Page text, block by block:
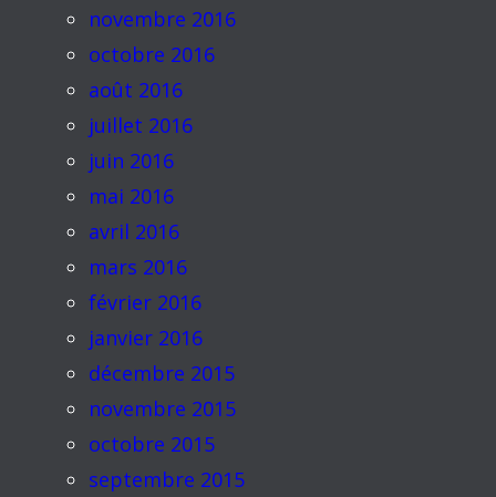
novembre 2016
octobre 2016
août 2016
juillet 2016
juin 2016
mai 2016
avril 2016
mars 2016
février 2016
janvier 2016
décembre 2015
novembre 2015
octobre 2015
septembre 2015